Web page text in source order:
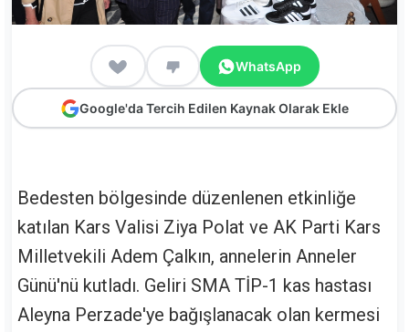
WhatsApp
Google'da Tercih Edilen Kaynak Olarak Ekle
Bedesten bölgesinde düzenlenen etkinliğe
katılan Kars Valisi Ziya Polat ve AK Parti Kars
Milletvekili Adem Çalkın, annelerin Anneler
Günü'nü kutladı. Geliri SMA TİP-1 kas hastası
Aleyna Perzade'ye bağışlanacak olan kermesi